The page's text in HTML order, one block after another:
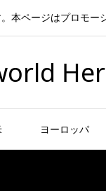
本ページはプロモー
ヨーロッパ